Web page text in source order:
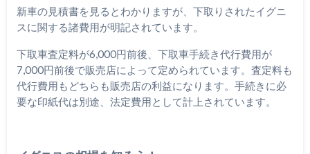
新車の見積書を見るとわかりますが、下取りされたイグニ
スに関する諸費用が明記されています。
下取車査定料が6,000円前後、下取車手続き代行費用が
7,000円前後で販売店によって定められています。査定料も
代行費用もどちらも販売店の利益になります。手続きに必
要な印紙代は別途、法定費用として計上されています。